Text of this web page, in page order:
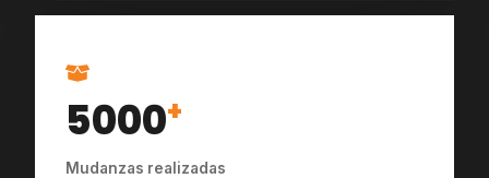
5000+
Mudanzas realizadas